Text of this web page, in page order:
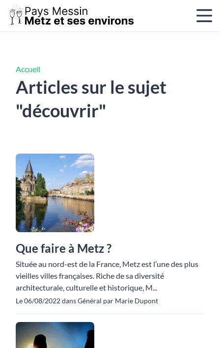
Accueil
Articles sur le sujet
"découvrir"
Que faire à Metz ?
Située au nord-est de la France, Metz est l’une des plus
vieilles villes françaises. Riche de sa diversité
architecturale, culturelle et historique, M...
Le 06/08/2022 dans Général par Marie Dupont